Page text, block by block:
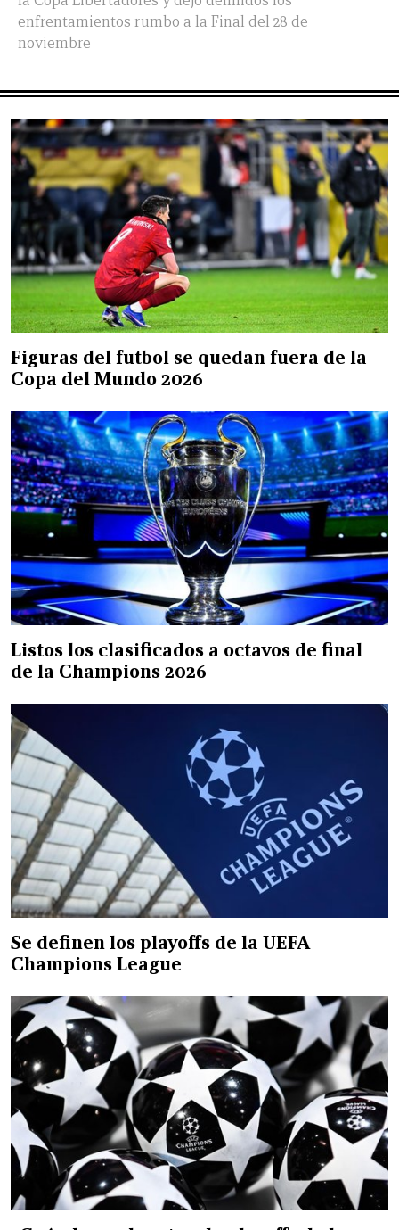
enfrentamientos rumbo a la Final del 28 de
noviembre
Figuras del futbol se quedan fuera de la
Copa del Mundo 2026
Listos los clasificados a octavos de final
de la Champions 2026
Se definen los playoffs de la UEFA
Champions League